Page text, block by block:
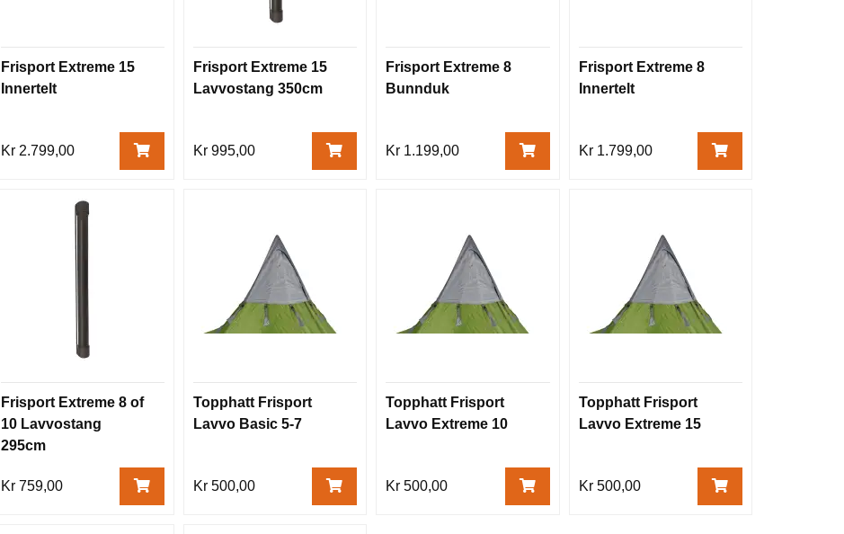
Frisport Extreme 15
Innertelt
Kr 2.799,00
Frisport Extreme 15
Lavvostang 350cm
Kr 995,00
Frisport Extreme 8
Bunnduk
Kr 1.199,00
Frisport Extreme 8
Innertelt
Kr 1.799,00
Frisport Extreme 8 of
10 Lavvostang
295cm
Kr 759,00
Topphatt Frisport
Lavvo Basic 5-7
Kr 500,00
Topphatt Frisport
Lavvo Extreme 10
Kr 500,00
Topphatt Frisport
Lavvo Extreme 15
Kr 500,00